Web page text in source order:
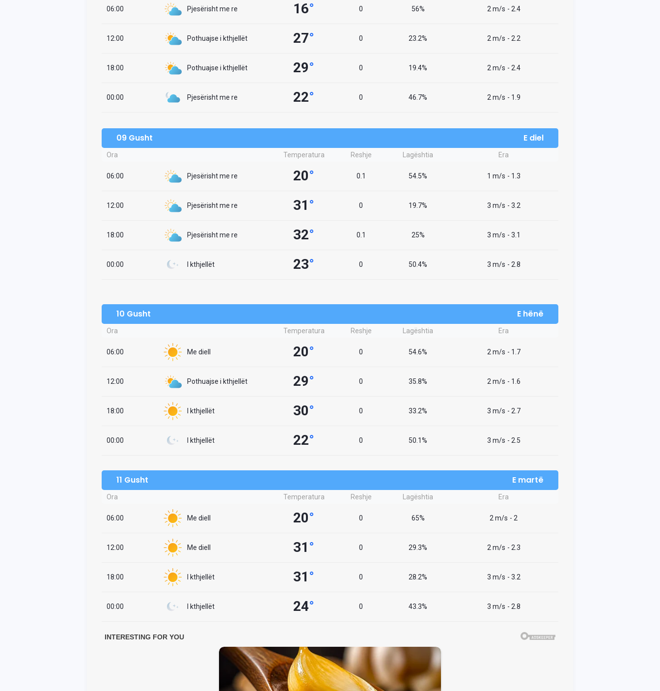
06:00 Pjesërisht me re 16° 0 56% 2 m/s - 2.4
12:00 Pothuajse i kthjellët 27° 0 23.2% 2 m/s - 2.2
18:00 Pothuajse i kthjellët 29° 0 19.4% 2 m/s - 2.4
00:00 Pjesërisht me re 22° 0 46.7% 2 m/s - 1.9
09 Gusht E diel
Ora Temperatura Reshje Lagështia Era
06:00 Pjesërisht me re 20° 0.1 54.5% 1 m/s - 1.3
12:00 Pjesërisht me re 31 ° 0 19.7% 3 m/s - 3.2
18:00 Pjesërisht me re 32° 0.1 25% 3 m/s - 3.1
00:00 I kthjellët 23° 0 50.4% 3 m/s - 2.8
10 Gusht E hënë
Ora Temperatura Reshje Lagështia Era
06:00 Me diell 20° 0 54.6% 2 m/s - 1.7
12:00 Pothuajse i kthjellët 29° 0 35.8% 2 m/s - 1.6
18:00 I kthjellët 30° 0 33.2% 3 m/s - 2.7
00:00 I kthjellët 22° 0 50.1% 3 m/s - 2.5
11 Gusht E martë
Ora Temperatura Reshje Lagështia Era
06:00 Me diell 20° 0 65% 2 m/s - 2
12:00 Me diell 31 ° 0 29.3% 2 m/s - 2.3
18:00 I kthjellët 31 ° 0 28.2% 3 m/s - 3.2
00:00 I kthjellët 24° 0 43.3% 3 m/s - 2.8